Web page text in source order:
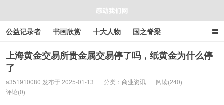
感动我们网
公益记录者 书画欣赏 十大人物 国之脊梁
好人好事 感人资讯 商业资讯 在线工具箱
上海黄金交易所贵金属交易停了吗，纸黄金为什么停
了
a351910080 发布于 2025-01-13 分类： 商业资讯
阅读(240)
评论(0)